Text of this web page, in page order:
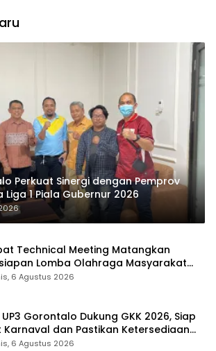
Perkuat Sinergi dengan Pemprov
1 Piala Gubernur 2026
Technical Meeting Matangkan
Lomba Olahraga Masyarakat
Provinsi Gorontalo
6 Agustus 2026
UP3 Gorontalo Dukung GKK 2026, Siap
Karnaval dan Pastikan Ketersediaan
6 Agustus 2026